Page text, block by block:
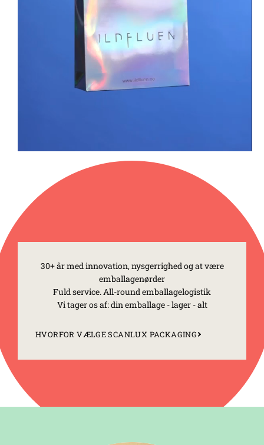
30+ år med innovation, nysgerrighed og at være
emballagenørder
Fuld service. All-round emballagelogistik
Vi tager os af: din emballage - lager - alt
HVORFOR VÆLGE SCANLUX PACKAGING